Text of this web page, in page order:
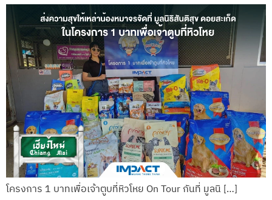
โครงการ 1 บาทเพื่อเจ้าตูบที่หิวโหย On Tour กันที่ มูลนิ […]